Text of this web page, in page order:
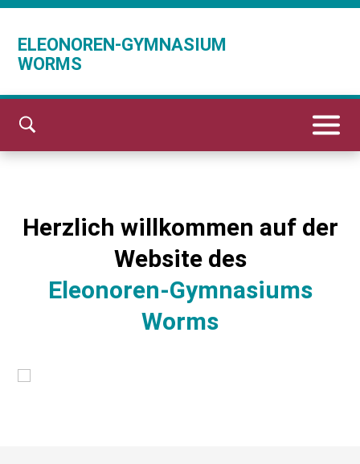
ELEONOREN-GYMNASIUM
WORMS
Herzlich willkommen auf der
Website des
Eleonoren-Gymnasiums
Worms